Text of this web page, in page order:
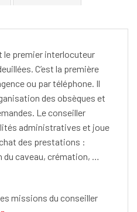
le premier interlocuteur
C’est la première
ou par téléphone. Il
des obsèques et
Le conseiller
administratives et joue
des prestations :
caveau, crémation, …
missions du conseiller